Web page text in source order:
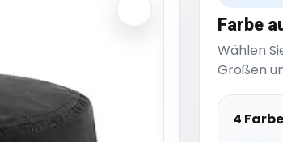
Farbe
Wählen
Größen
4